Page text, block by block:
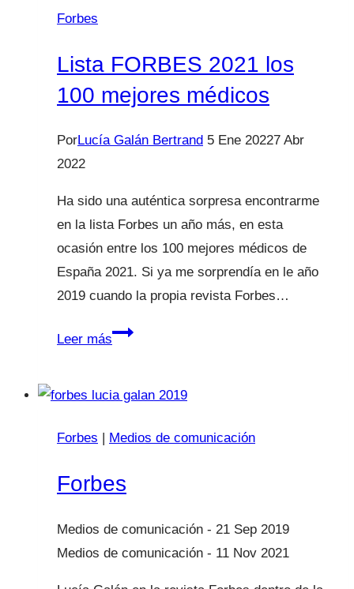
las
50
top
sanitarias
Forbes
Lista FORBES 2021 los
100 mejores médicos
PorLucía Galán Bertrand 5 Ene 20227 Abr
2022
Ha sido una auténtica sorpresa encontrarme
en la lista Forbes un año más, en esta
ocasión entre los 100 mejores médicos de
España 2021. Si ya me sorprendía en le año
2019 cuando la propia revista Forbes…
Leer másLista
los
Forbes Medios de comunicación
Forbes
21 Sep 2019
11 Nov 2021